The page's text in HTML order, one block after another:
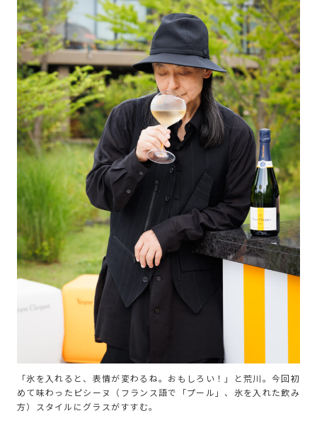
「氷を入れると、表情が変わるね。おもしろい！」と荒川。今回初
めて味わったピシーヌ（フランス語で「プール」、氷を入れた飲み
方）スタイルにグラスがすすむ。